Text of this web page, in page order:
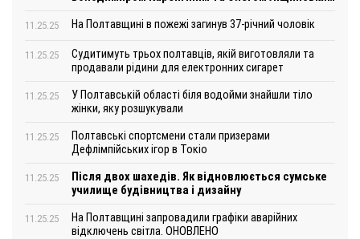
11.25.25 На Полтавщині в пожежі загинув 37-річний чоловік
11.25.25
Судитимуть трьох полтавців, якій виготовляли та
продавали рідини для електронних сигарет
11.25.25
У Полтавській області біля водойми знайшли тіло
жінки, яку розшукували
11.25.25
Полтавські спортсмени стали призерами
Дефлімпійських ігор в Токіо
11.25.25
Після двох шахедів. Як відновлюється сумське
училище будівництва і дизайну
11.25.25
На Полтавщині запровадили графіки аварійних
відключень світла. ОНОВЛЕНО